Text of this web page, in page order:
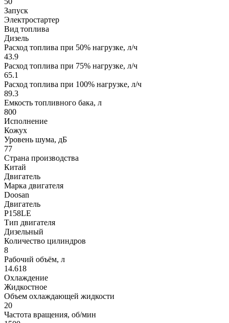
Запуск
Электростартер
Вид топлива
Дизель
Расход топлива при 50% нагрузке, л/ч
43.9
Расход топлива при 75% нагрузке, л/ч
65.1
Расход топлива при 100% нагрузке, л/ч
89.3
Емкость топливного бака, л
800
Исполнение
Кожух
Уровень шума, дБ
77
Страна производства
Китай
Двигатель
Марка двигателя
Doosan
Двигатель
P158LE
Тип двигателя
Дизельный
Количество цилиндров
8
Рабочий объём, л
14.618
Охлаждение
Жидкостное
Объем охлаждающей жидкости
20
Частота вращения, об/мин